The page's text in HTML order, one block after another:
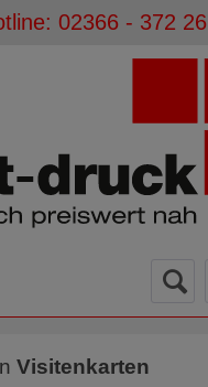
02366 - 372 26
Visitenkarten